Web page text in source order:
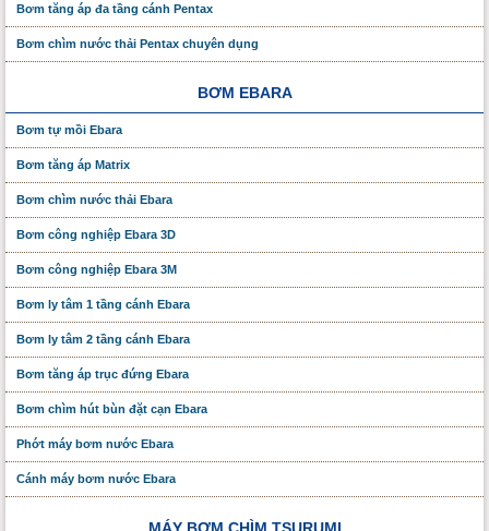
Bơm tăng áp đa tầng cánh Pentax
Bơm chìm nước thải Pentax chuyên dụng
BƠM EBARA
Bơm tự mồi Ebara
Bơm tăng áp Matrix
Bơm chìm nước thải Ebara
Bơm công nghiệp Ebara 3D
Bơm công nghiệp Ebara 3M
Bơm ly tâm 1 tầng cánh Ebara
Bơm ly tâm 2 tầng cánh Ebara
Bơm tăng áp trục đứng Ebara
Bơm chìm hút bùn đặt cạn Ebara
Phớt máy bơm nước Ebara
Cánh máy bơm nước Ebara
MÁY BƠM CHÌM TSURUMI